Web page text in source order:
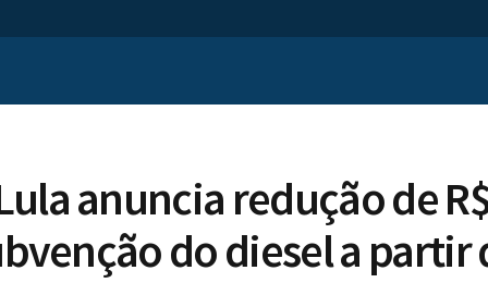
anuncia redução de
do diesel a partir